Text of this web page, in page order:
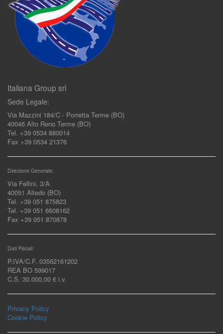
Italiana Group srl
Sede Legale:
Via Mazzini 184/C - Porretta Terme (BO)
40046 Alto Reno Terme (BO)
Tel. +39 0534 880014
Fax +39 0534 21376
Direzione Generale:
Via Fellini, 3/A
40051 Altedo (BO)
Tel. +39 051 875823
Tel. +39 051 6608162
Fax +39 051 870878
Dati Fiscali:
P.IVA/C.F. 03562161202
REA BO 599017
C.S. 30.000,00 € i.v.
Privacy Policy
Cookie Policy